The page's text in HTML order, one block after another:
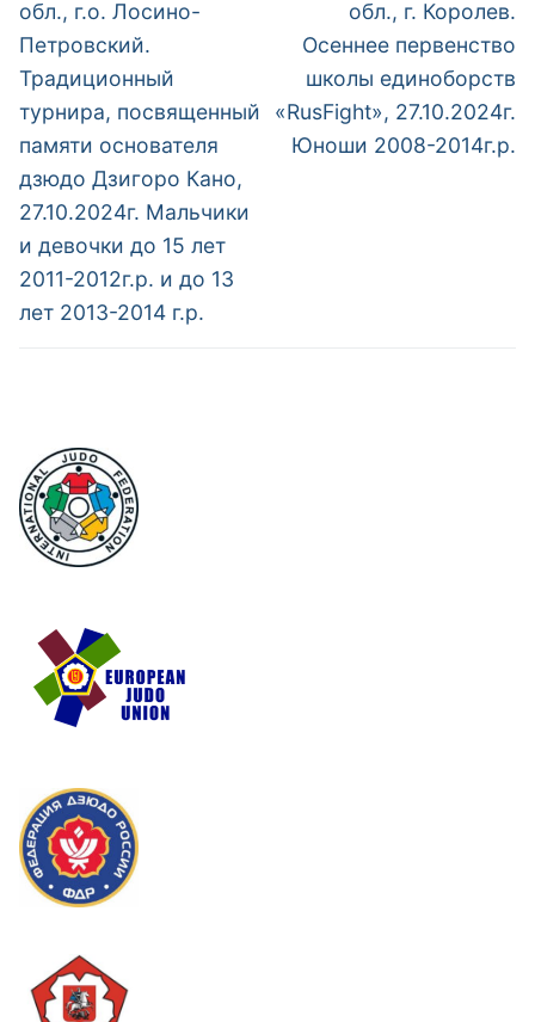
записям
обл., г.о. Лосино-
Петровский.
Традиционный
турнира, посвященный
памяти основателя
дзюдо Дзигоро Кано,
27.10.2024г. Мальчики
и девочки до 15 лет
2011-2012г.р. и до 13
лет 2013-2014 г.р.
обл., г. Королев.
Осеннее первенство
школы единоборств
«RusFight», 27.10.2024г.
Юноши 2008-2014г.р.